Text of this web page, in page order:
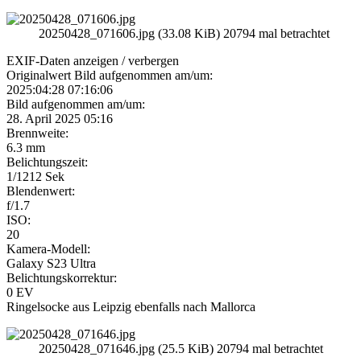
20250428_071606.jpg (33.08 KiB) 20794 mal betrachtet
EXIF-Daten anzeigen / verbergen
Originalwert Bild aufgenommen am/um:
2025:04:28 07:16:06
Bild aufgenommen am/um:
28. April 2025 05:16
Brennweite:
6.3 mm
Belichtungszeit:
1/1212 Sek
Blendenwert:
f/1.7
ISO:
20
Kamera-Modell:
Galaxy S23 Ultra
Belichtungskorrektur:
0 EV
Ringelsocke aus Leipzig ebenfalls nach Mallorca
20250428_071646.jpg (25.5 KiB) 20794 mal betrachtet